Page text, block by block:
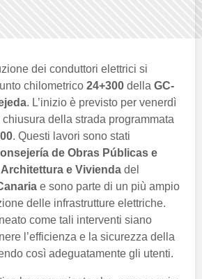
dei conduttori elettrici si
chilometrico 24+300 della GC-
. L’inizio è previsto per venerdì
chiusura della strada programmata
. Questi lavori sono stati
de Obras Públicas e
Architettura e Vivienda del
e sono parte di un più ampio
delle infrastrutture elettriche.
come tali interventi siano
l’efficienza e la sicurezza della
così adeguatamente gli utenti.